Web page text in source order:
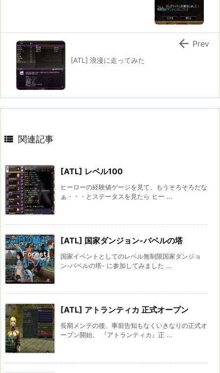
[ATL] 浪漫に走ってみた
 Prev
 関連記事
[ATL] レベル100
ヒーローの経験値ゲージを見て、もうそろそろだな
ぁ・・・とステータスを見たら ヒー ...
[ATL] 国家ダンジョン-バベルの塔
国家イベントとしてのレベル無制限国家ダンジョ
ン-バベルの塔- に参加してみました ...
[ATL] アトランティカ 正式オープン
長期メンテの後、事前告知もなくいきなりの正式オ
ープン開始。 『アトランティカ』正 ...